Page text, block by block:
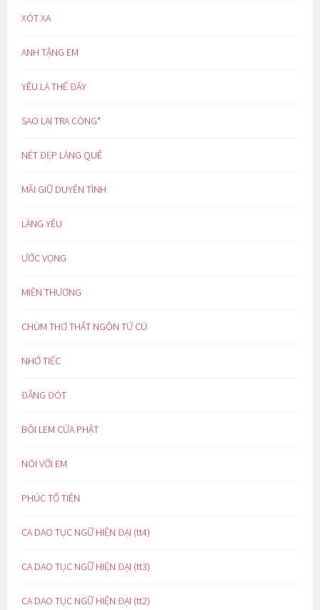
XÓT XA
ANH TẶNG EM
YÊU LÀ THẾ ĐẤY
SAO LẠI TRA CÒNG*
NÉT ĐẸP LÀNG QUÊ
MÃI GIỮ DUYÊN TÌNH
LÀNG YÊU
ƯỚC VỌNG
MIỀN THƯƠNG
CHÙM THƠ THẤT NGÔN TỨ CÚ
NHỚ TIẾC
ĐẮNG ĐÓT
BÔI LEM CỬA PHẬT
NÓI VỚI EM
PHÚC TỔ TIÊN
CA DAO TỤC NGỮ HIỆN ĐẠI (tt4)
CA DAO TỤC NGỮ HIỆN ĐẠI (tt3)
CA DAO TỤC NGỮ HIỆN ĐẠI (tt2)